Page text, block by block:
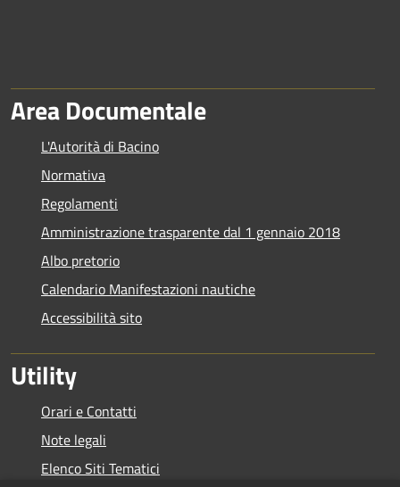
Area Documentale
L'Autorità di Bacino
Normativa
Regolamenti
Amministrazione trasparente dal 1 gennaio 2018
Albo pretorio
Calendario Manifestazioni nautiche
Accessibilità sito
Utility
Orari e Contatti
Note legali
Elenco Siti Tematici